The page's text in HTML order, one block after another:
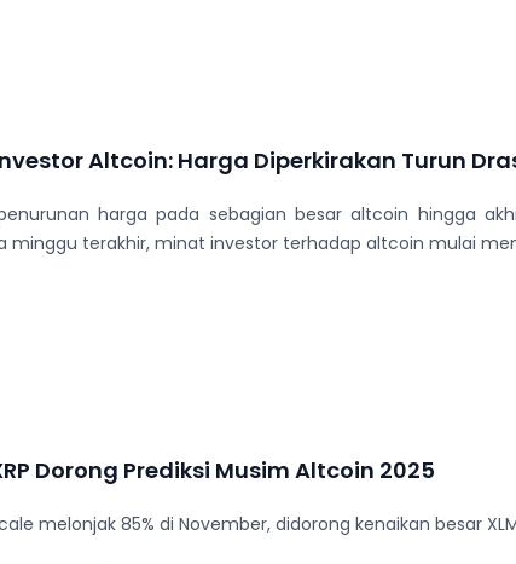
Altcoin: Harga Diperkirakan Turun
harga pada sebagian besar altcoin hingga
minggu terakhir, minat investor terhadap altcoin mulai
Dorong Prediksi Musim Altcoin 2025
melonjak 85% di November, didorong kenaikan besar